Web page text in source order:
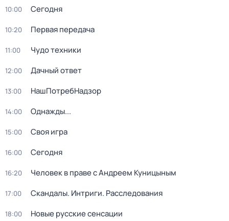
10:00 Сегодня
10:20 Первая передача
11:00 Чудо техники
12:00 Дачный ответ
13:00 НашПотребНадзор
14:00 Однажды...
15:00 Своя игра
16:00 Сегодня
16:20 Человек в праве с Андреем Куницыным
17:00 Скандалы. Интриги. Расследования
18:00 Новые русские сенсации